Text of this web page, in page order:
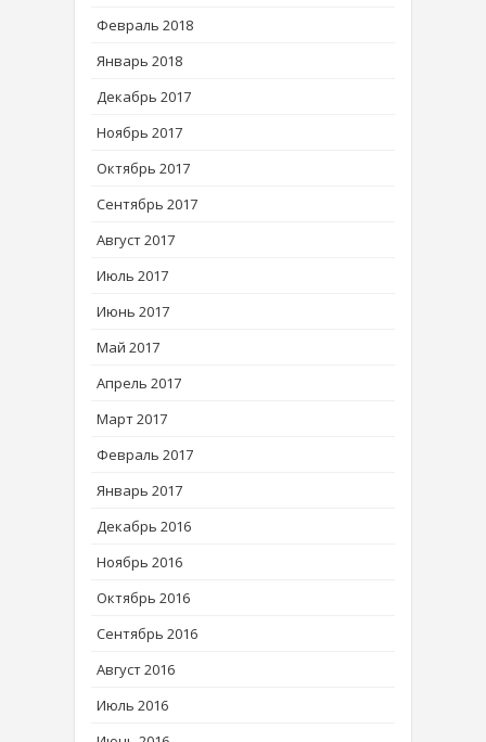
Февраль 2018
Январь 2018
Декабрь 2017
Ноябрь 2017
Октябрь 2017
Сентябрь 2017
Август 2017
Июль 2017
Июнь 2017
Май 2017
Апрель 2017
Март 2017
Февраль 2017
Январь 2017
Декабрь 2016
Ноябрь 2016
Октябрь 2016
Сентябрь 2016
Август 2016
Июль 2016